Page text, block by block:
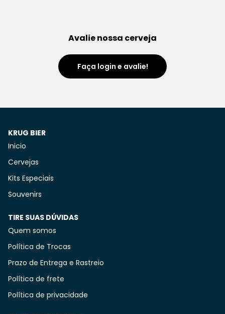
Avalie nossa cerveja
Faça login e avalie!
KRUG BIER
Inicio
Cervejas
Kits Especiais
Souvenirs
TIRE SUAS DÚVIDAS
Quem somos
Política de Trocas
Prazo de Entrega e Rastreio
Política de frete
Política de privacidade